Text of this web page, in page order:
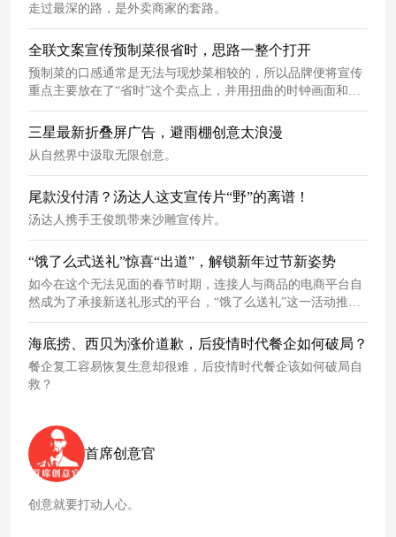
走过最深的路，是外卖商家的套路。
全联文案宣传预制菜很省时，思路一整个打开
预制菜的口感通常是无法与现炒菜相较的，所以品牌便将宣传
重点主要放在了“省时”这个卖点上，并用扭曲的时钟画面和极
有代入感的脑洞文案打动消费者。大家或许不认同预制菜好
吃，但不得不承认它确实省时。相比之下，天猫今年年初的一
则预制菜广告，却狠狠地 翻车 了。
三星最新折叠屏广告，避雨棚创意太浪漫
从自然界中汲取无限创意。
尾款没付清？汤达人这支宣传片“野”的离谱！
汤达人携手王俊凯带来沙雕宣传片。
“饿了么式送礼”惊喜“出道”，解锁新年过节新姿势
如今在这个无法见面的春节时期，连接人与商品的电商平台自
然成为了承接新送礼形式的平台，“饿了么送礼”这一活动推出
既满足了消费者新需求，也引领了过年新趋势。
海底捞、西贝为涨价道歉，后疫情时代餐企如何破局？
餐企复工容易恢复生意却很难，后疫情时代餐企该如何破局自
救？
首席创意官
创意就要打动人心。